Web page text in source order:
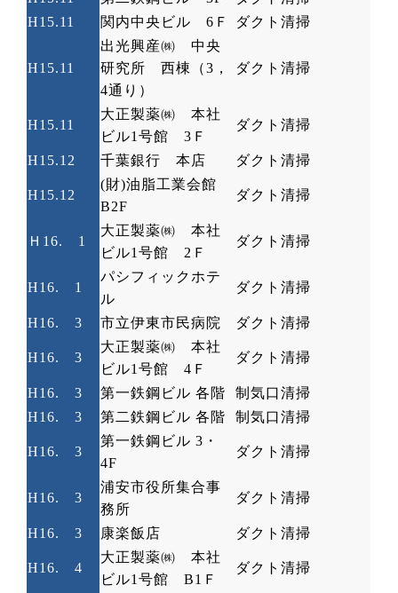
H15.11
関内中央ビル6 Ｆ ダクト清掃
H15.11
出光興産㈱ 中央
研究所 西棟（3 ，
4通り）
ダクト清掃
H15.11
大正製薬㈱ 本社
ビル1号館3 Ｆ
ダクト清掃
H15.12 千葉銀行 本店 ダクト清掃
H15.12
(財)油脂工業会館
B2F
ダクト清掃
Ｈ 16. 1
大正製薬㈱ 本社
ビル1号館 2 Ｆ
ダクト清掃
H16. 1
パシフィックホテ
ル
ダクト清掃
H16. 3 市立伊東市民病院 ダクト清掃
H16. 3
大正製薬㈱ 本社
ビル1号館4 Ｆ
ダクト清掃
H16. 3 第一鉄鋼ビル 各階
制気口清掃
H16.
3 第二鉄鋼ビル 各階 制気口清掃
H16. 3
第一鉄鋼ビル 3 ・
4F
ダクト清掃
H16. 3
浦安市役所集合事
務所
ダクト清掃
H16. 3 康楽飯店 ダクト清掃
H16. 4
大正製薬㈱ 本社
ビル1号館B1 Ｆ
ダクト清掃